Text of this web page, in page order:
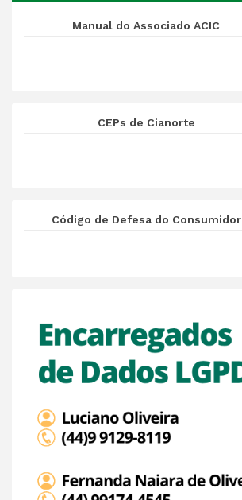
Manual do Associado ACIC
CEPs de Cianorte
Código de Defesa do Consumidor